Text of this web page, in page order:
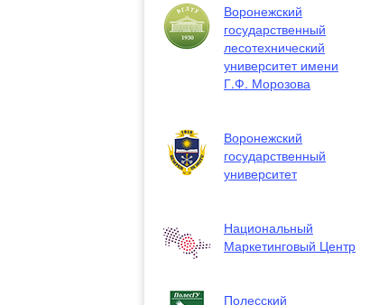
Воронежский
государственный
лесотехнический
университет имени
Г.Ф. Морозова
Воронежский
государственный
университет
Национальный
Маркетинговый Центр
Полесский